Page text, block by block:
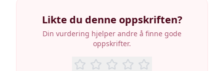
Likte du denne oppskriften?
Din vurdering hjelper andre å finne gode
oppskrifter.